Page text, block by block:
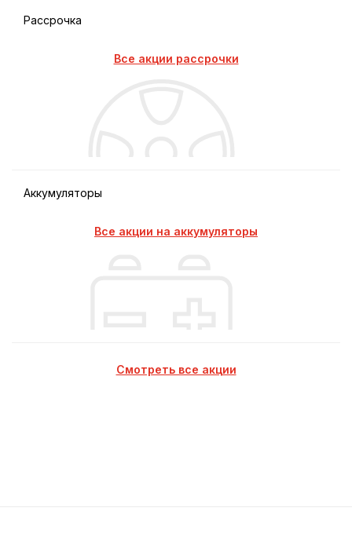
Рассрочка
Все акции рассрочки
Аккумуляторы
Все акции на аккумуляторы
Смотреть все акции